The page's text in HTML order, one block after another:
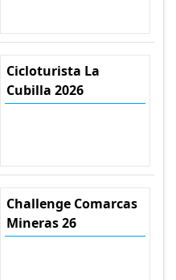
Cicloturista La
Cubilla 2026
Challenge Comarcas
Mineras 26